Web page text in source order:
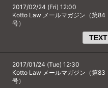
2017/02/24 (Fri) 12:00
Kotto Law メールマガジン（第84
号）
TEXT
2017/01/24 (Tue) 12:30
Kotto Law メールマガジン（第83
号）